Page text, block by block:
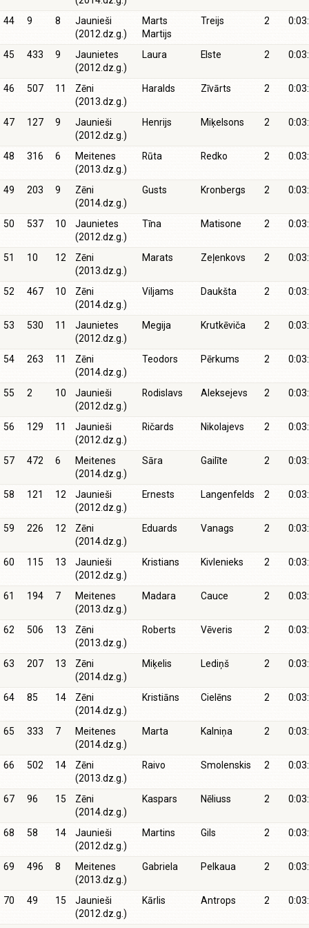
44 9 8
Jaunieši
(2012.dz.g.)
Marts
Martijs
Treijs 2
45 433 9
Jaunietes
(2012.dz.g.)
Laura Elste 2
46 507 11
Zēni
(2013.dz.g.)
Haralds Zīvārts 2
47 127 9
Jaunieši
(2012.dz.g.)
Henrijs Miķelsons 2
48 316 6
Meitenes
(2013.dz.g.)
Rūta Redko 2
49 203 9
Zēni
(2014.dz.g.)
Gusts Kronbergs 2
50 537 10
Jaunietes
(2012.dz.g.)
Tīna Matisone 2
51 10 12
Zēni
(2013.dz.g.)
Marats Zeļenkovs 2
52 467 10
Zēni
(2014.dz.g.)
Viljams Daukšta 2
53 530 11
Jaunietes
(2012.dz.g.)
Megija Krutkēviča 2
54 263 11
Zēni
(2014.dz.g.)
Teodors Pērkums 2
55 2 10
Jaunieši
(2012.dz.g.)
Rodislavs Aleksejevs 2
56 129 11
Jaunieši
(2012.dz.g.)
Ričards Nikolajevs 2
57 472 6
Meitenes
(2014.dz.g.)
Sāra Gailīte 2
58 121 12
Jaunieši
(2012.dz.g.)
Ernests Langenfelds 2
59 226 12
Zēni
(2014.dz.g.)
Eduards Vanags 2
60 115 13
Jaunieši
(2012.dz.g.)
Kristians Kivlenieks 2
61 194 7
Meitenes
(2013.dz.g.)
Madara Cauce 2
62 506 13
Zēni
(2013.dz.g.)
Roberts Vēveris 2
63 207 13
Zēni
(2014.dz.g.)
Miķelis Lediņš 2
64 85 14
Zēni
(2014.dz.g.)
Kristiāns Cielēns 2
65 333 7
Meitenes
(2014.dz.g.)
Marta Kalniņa 2
66 502 14
Zēni
(2013.dz.g.)
Raivo Smolenskis 2
67 96 15
Zēni
(2014.dz.g.)
Kaspars Nēliuss 2
68 58 14
Jaunieši
(2012.dz.g.)
Martins Gils 2
69 496 8
Meitenes
(2013.dz.g.)
Gabriela Pelkaua 2
70 49 15
Jaunieši
(2012.dz.g.)
Kārlis Antrops 2